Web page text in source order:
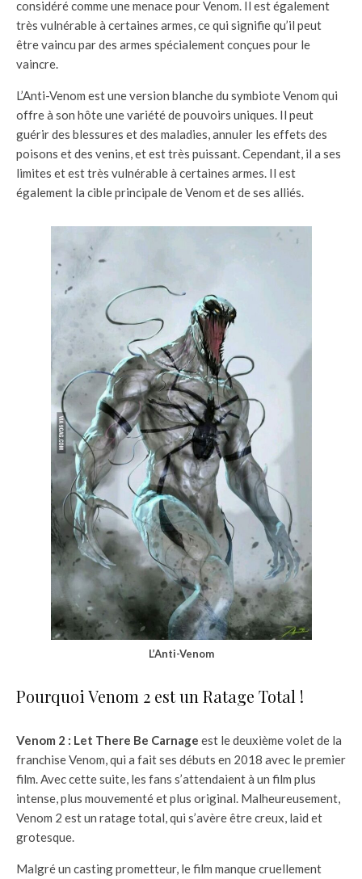
considéré comme une menace pour Venom. Il est également
très vulnérable à certaines armes, ce qui signifie qu’il peut
être vaincu par des armes spécialement conçues pour le
vaincre.
L’Anti-Venom est une version blanche du symbiote Venom qui
offre à son hôte une variété de pouvoirs uniques. Il peut
guérir des blessures et des maladies, annuler les effets des
poisons et des venins, et est très puissant. Cependant, il a ses
limites et est très vulnérable à certaines armes. Il est
également la cible principale de Venom et de ses alliés.
L’Anti-Venom
Pourquoi Venom 2 est un Ratage Total !
Venom 2 : Let There Be Carnage est le deuxième volet de la
franchise Venom, qui a fait ses débuts en 2018 avec le premier
film. Avec cette suite, les fans s’attendaient à un film plus
intense, plus mouvementé et plus original. Malheureusement,
Venom 2 est un ratage total, qui s’avère être creux, laid et
grotesque.
Malgré un casting prometteur, le film manque cruellement